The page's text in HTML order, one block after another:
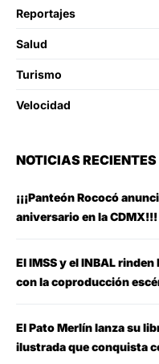
Reportajes
Salud
Turismo
Velocidad
NOTICIAS RECIENTES
¡¡¡Panteón Rococó
aniversario en la CDMX!!!
El IMSS y el INBAL
con la coproducción
El Pato Merlín lanza su
ilustrada que conquista